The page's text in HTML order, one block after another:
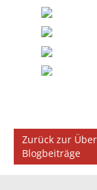
Zurück zur
Blogbeiträge